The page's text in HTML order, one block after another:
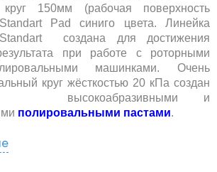
150мм (рабочая поверхность
Pad синиго цвета. Линейка
создана для достижения
при работе с роторными
машинками. Очень
круг жёсткостью 20 кПа создан
высокоабразивными и
полировальными пастами.